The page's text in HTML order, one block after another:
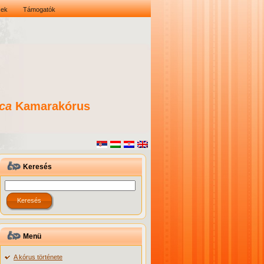
Támogatók
Kamarakórus
Keresés
Menü
A kórus története